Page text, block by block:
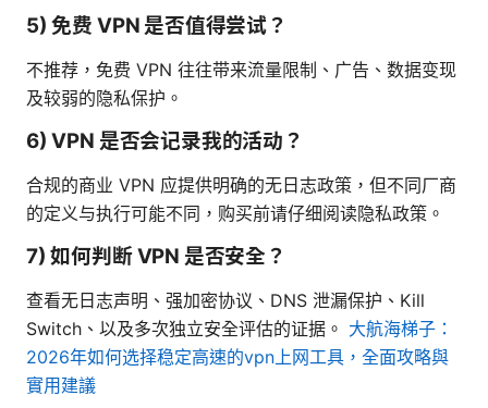
5) 免费 VPN 是否值得尝试？
不推荐，免费 VPN 往往带来流量限制、广告、数据变现
及较弱的隐私保护。
6) VPN 是否会记录我的活动？
合规的商业 VPN 应提供明确的无日志政策，但不同厂商
的定义与执行可能不同，购买前请仔细阅读隐私政策。
7) 如何判断 VPN 是否安全？
查看无日志声明、强加密协议、DNS 泄漏保护、Kill
Switch、以及多次独立安全评估的证据。 大航海梯子：
2026年如何选择稳定高速的vpn上网工具，全面攻略與
實用建議